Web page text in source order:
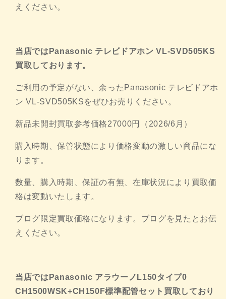
えください。
当店ではPanasonic テレビドアホン VL-SVD505KS
買取しております。
ご利用の予定がない、余ったPanasonic テレビドアホ
ン VL-SVD505KSをぜひお売りください。
新品未開封買取参考価格27000円（2026/6月）
購入時期、保管状態により価格変動の激しい商品にな
ります。
数量、購入時期、保証の有無、在庫状況により買取価
格は変動いたします。
ブログ限定買取価格になります。ブログを見たとお伝
えください。
当店ではPanasonic アラウーノL150タイプ0
CH1500WSK+CH150F標準配管セット買取しており